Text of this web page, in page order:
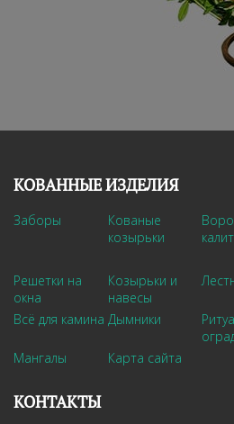
КОВАННЫЕ ИЗДЕЛИЯ
Заборы
Кованые
козырьки
Решетки на
окна
Козырьки и
навесы
Всё для камина Дымники
Мангалы
Карта сайта
КОНТАКТЫ